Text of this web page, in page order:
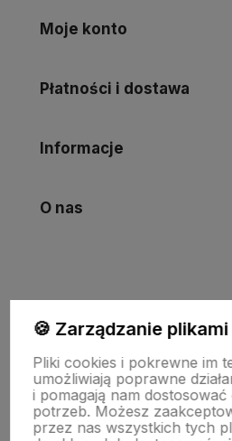
Moje konto
Płatności i dostawa
Informacje
O nas
Wojewódzki Inspektorat Weterynarii w
ul. Botaniczna 14 65-306 Zielona Góra
🍪 Zarządzanie
Pliki cookies i pokrewne im
umożliwiają poprawne
i pomagają nam
potrzeb. Możesz
przez nas wszystkich tych